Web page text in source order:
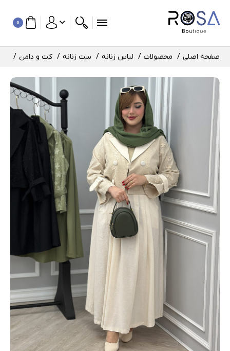
0
صفحه اصلی محصولات لباس زنانه ست زنانه کت و دامن